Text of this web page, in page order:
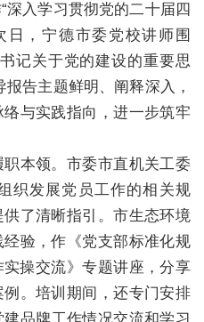
深入学习贯彻党的二十届四
日，宁德市委党校讲师围
记关于党的建设的重要思
告主题鲜明、阐释深入，
与实践指向，进一步筑牢
本领。市委市直机关工委
织发展党员工作的相关规
了清晰指引。市生态环境
验，作《党支部标准化规
操交流》专题讲座，分享
。培训期间，还专门安排